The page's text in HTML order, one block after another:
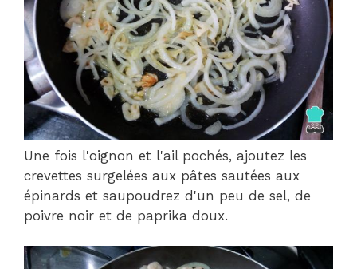
Une fois l'oignon et l'ail pochés, ajoutez les
crevettes surgelées aux pâtes sautées aux
épinards et saupoudrez d'un peu de sel, de
poivre noir et de paprika doux.